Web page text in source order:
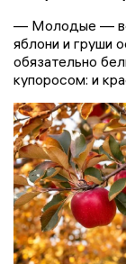
— Молодые —
яблони и груши
обязательно
купоросом: и